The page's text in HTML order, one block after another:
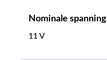
Nominale spanning
11 V